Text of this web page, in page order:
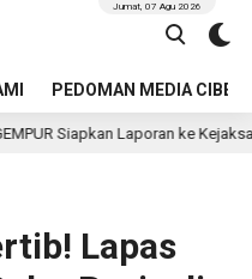
PEDOMAN MEDIA CIBER
Jumat, 07 Agu 2026
Laporan ke Kejaksaan 5
Lapas